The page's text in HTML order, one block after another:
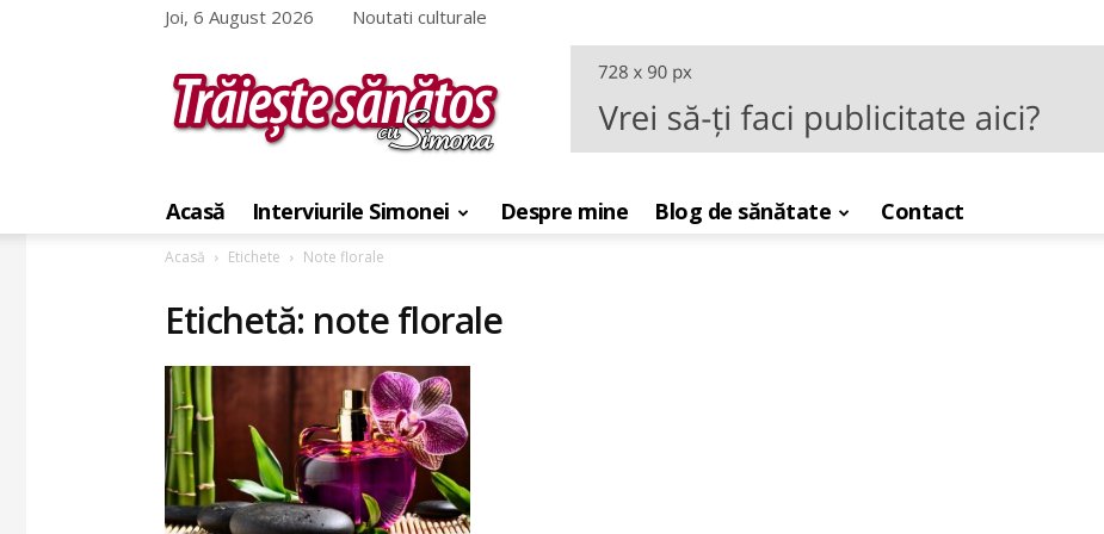
Joi, 6 August 2026 Noutati culturale
sanatos
Simona
Acasă Interviurile Simonei Despre mine Blog de sănătate Contact
Acasă Etichete Note florale
Etichetă: note florale